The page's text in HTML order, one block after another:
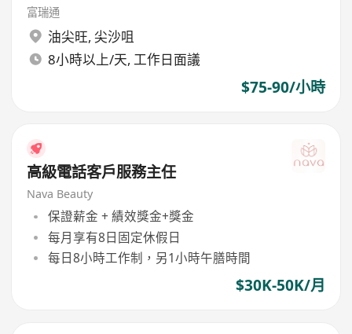
富瑞通
油尖旺, 尖沙咀
8小時以上/天, 工作日面議
$75-90/小時
高級電話客戶服務主任
Nava Beauty
保證薪金 + 績效獎金+獎金
每月享有8日固定休假日
每日8小時工作制，另1小時午膳時間
$30K-50K/月